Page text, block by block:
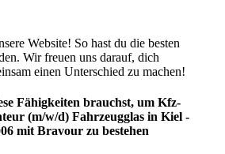
Website! So hast du die besten
Wir freuen uns darauf, dich
einen Unterschied zu machen!
Fähigkeiten brauchst, um Kfz-
(m/w/d) Fahrzeugglas in Kiel -
mit Bravour zu bestehen